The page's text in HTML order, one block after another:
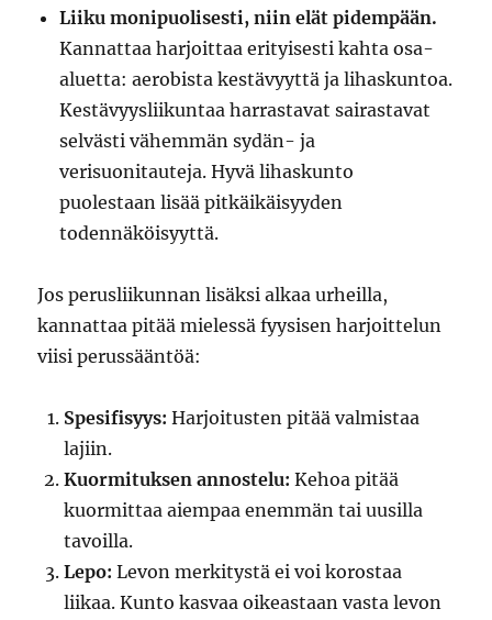
Liiku monipuolisesti, niin elät pidempään.
Kannattaa harjoittaa erityisesti kahta osa-
aluetta: aerobista kestävyyttä ja lihaskuntoa.
Kestävyysliikuntaa harrastavat sairastavat
selvästi vähemmän sydän- ja
verisuonitauteja. Hyvä lihaskunto
puolestaan lisää pitkäikäisyyden
todennäköisyyttä.
Jos perusliikunnan lisäksi alkaa urheilla,
kannattaa pitää mielessä fyysisen harjoittelun
viisi perussääntöä:
Spesifisyys: Harjoitusten pitää valmistaa
lajiin.
Kuormituksen annostelu: Kehoa pitää
kuormittaa aiempaa enemmän tai uusilla
tavoilla.
Lepo: Levon merkitystä ei voi korostaa
liikaa. Kunto kasvaa oikeastaan vasta levon